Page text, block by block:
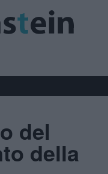
del
della